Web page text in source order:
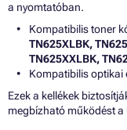
a nyomtatóban.
Kompatibilis toner
TN625XLBK,
TN625XXLBK,
Kompatibilis optikai
Ezek a kellékek
megbízható működést a